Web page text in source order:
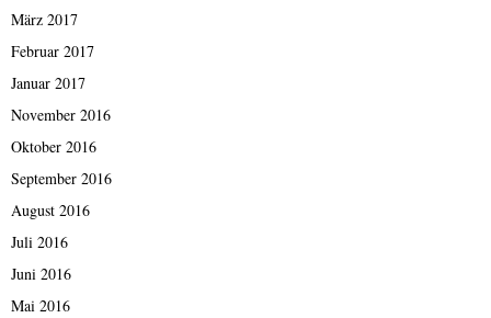
März 2017
Februar 2017
Januar 2017
November 2016
Oktober 2016
September 2016
August 2016
Juli 2016
Juni 2016
Mai 2016